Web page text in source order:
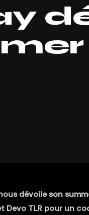
dévoile son
Devo TLR pour un